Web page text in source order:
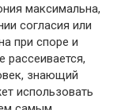
максималь­на,
согласия или
при споре и
знающий
использовать